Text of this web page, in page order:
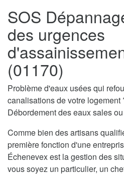
SOS
des urgences
(01170)
Problème d'eaux usées qui
canalisations de votre logement
Débordement des eaux sales
Comme bien des artisans
première fonction d'une
Échenevex est la gestion des
vous soyez un particulier, un